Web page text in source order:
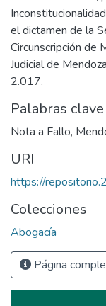
el dictamen de la
Circunscripción de
Judicial de
2.017.
Palabras clave
Nota a Fallo,
URI
https://
Colecciones
Abogacía
Página